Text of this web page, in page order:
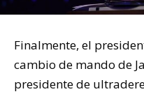
Finalmente, el
cambio de mando de
presidente de